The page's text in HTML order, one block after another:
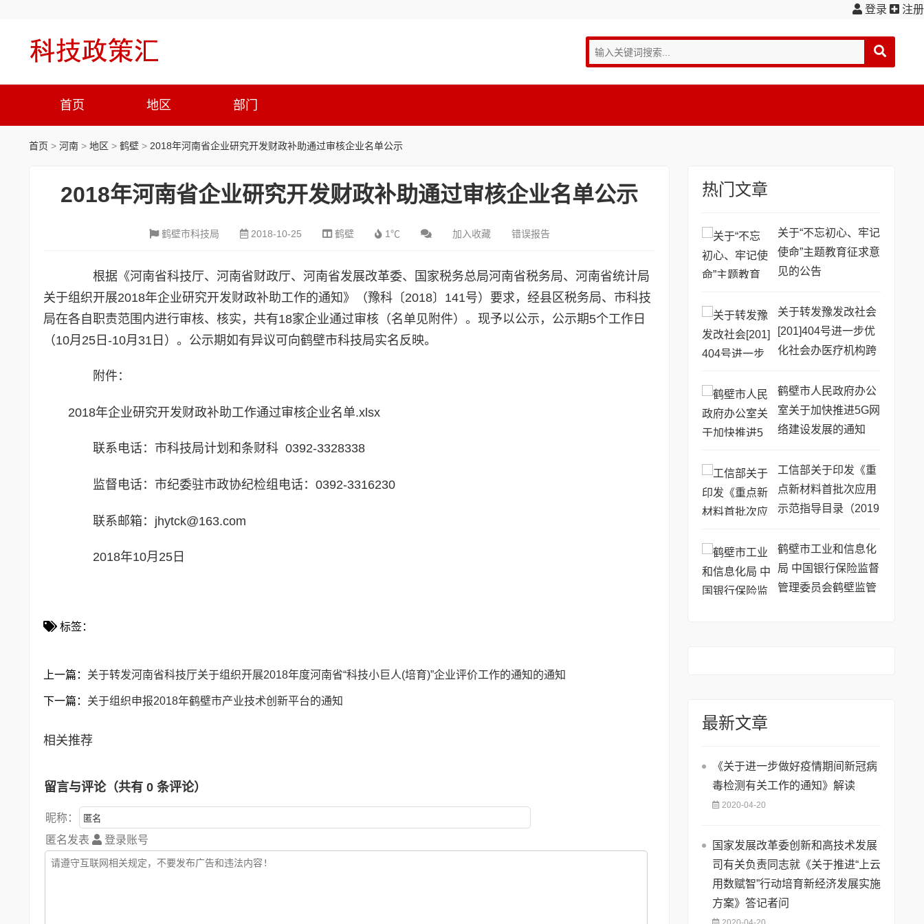
登录 注册
首页 地区 部门
首页 > 河南 > 地区 > 鹤壁 > 2018年河南省企业研究开发财政补助通过审核企业名单公示
2018年河南省企业研究开发财政补助通过审核企业名单公示
鹤壁市科技局 2018-10-25 鹤壁 1℃ 加入收藏 错误报告
根据《河南省科技厅、河南省财政厅、河南省发展改革委、国家税务总局河南省税务局、河南省统计局
关于组织开展2018年企业研究开发财政补助工作的通知》（豫科〔2018〕141号）要求，经县区税务局、市科技
局在各自职责范围内进行审核、核实，共有18家企业通过审核（名单见附件）。现予以公示，公示期5个工作日
（10月25日-10月31日）。公示期如有异议可向鹤壁市科技局实名反映。
附件：
2018年企业研究开发财政补助工作通过审核企业名单.xlsx
联系电话：市科技局计划和条财科 0392-3328338
监督电话：市纪委驻市政协纪检组电话：0392-3316230
联系邮箱：jhytck@163.com
2018年10月25日
标签：
上一篇： 关于转发河南省科技厅关于组织开展2018年度河南省“科技小巨人(培育)”企业评价工作的通知的通知
下一篇： 关于组织申报2018年鹤壁市产业技术创新平台的通知
相关推荐
留言与评论（共有 0 条评论）
昵称：
匿名发表
登录账号
热门文章
关于“不忘初心、牢记
使命”主题教育征求意
见的公告
关于转发豫发改社会
[201]404号进一步优
化社会办医疗机构跨
通知
鹤壁市人民政府办公
室关于加快推进5G网
络建设发展的通知
工信部关于印发《重
点新材料首批次应用
示范指导目录（2019
鹤壁市工业和信息化
局 中国银行保险监督
管理委员会鹤壁监管
最新文章
《关于进一步做好疫情期间新冠病
毒检测有关工作的通知》解读
2020-04-20
国家发展改革委创新和高技术发展
司有关负责同志就《关于推进“上云
用数赋智”行动培育新经济发展实施
方案》答记者问